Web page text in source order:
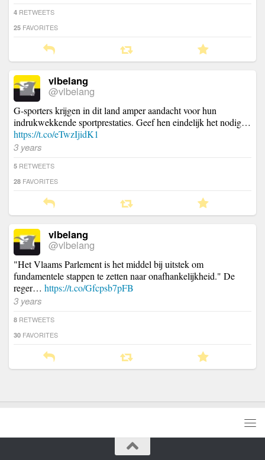
4 RETWEETS
25 FAVORITES
vlbelang
@vlbelang
G-sporters krijgen in dit land amper aandacht voor hun
indrukwekkende sportprestaties. Geef hen eindelijk het nodig…
https://t.co/eTwzIjidK1
3 years
5 RETWEETS
28 FAVORITES
vlbelang
@vlbelang
"Het Vlaams Parlement is het middel bij uitstek om
fundamentele stappen te zetten naar onafhankelijkheid." De
reger… https://t.co/Gfcpsb7pFB
3 years
8 RETWEETS
30 FAVORITES